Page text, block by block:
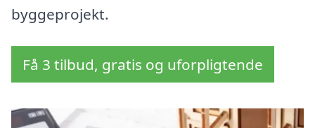
byggeprojekt.
Få 3 tilbud, gratis og uforpligtende